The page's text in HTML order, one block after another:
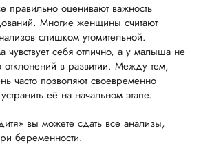
правильно оценивают важность
Многие женщины считают
слишком утомительной.
себя отлично, а у малыша не
отклонений в развитии. Между тем,
часто позволяют своевременно
её на начальном этапе.
вы можете сдать все анализы,
беременности.